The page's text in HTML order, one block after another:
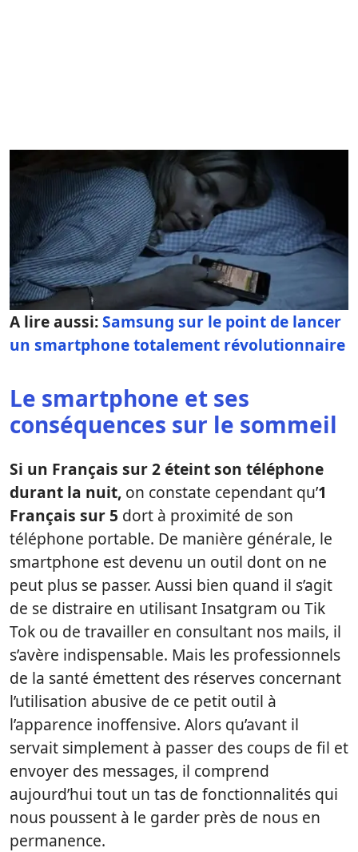
A lire aussi:Samsung sur le point de lancer
un smartphone totalement révolutionnaire
Le smartphone et ses
conséquences sur le sommeil
Si un Français sur 2 éteint son téléphone
durant la nuit, on constate cependant qu’1
Français sur 5 dort à proximité de son
téléphone portable. De manière générale, le
smartphone est devenu un outil dont on ne
peut plus se passer. Aussi bien quand il s’agit
de se distraire en utilisant Insatgram ou Tik
Tok ou de travailler en consultant nos mails, il
s’avère indispensable. Mais les professionnels
de la santé émettent des réserves concernant
l’utilisation abusive de ce petit outil à
l’apparence inoffensive. Alors qu’avant il
servait simplement à passer des coups de fil et
envoyer des messages, il comprend
aujourd’hui tout un tas de fonctionnalités qui
nous poussent à le garder près de nous en
permanence.